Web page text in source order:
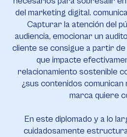
del marketing digital.
Capturar la atención del
audiencia, emocionar un
cliente se consigue a partir
que impacte
relacionamiento sostenible
¿sus contenidos
marca quiere
En este diplomado y a lo
cuidadosamente